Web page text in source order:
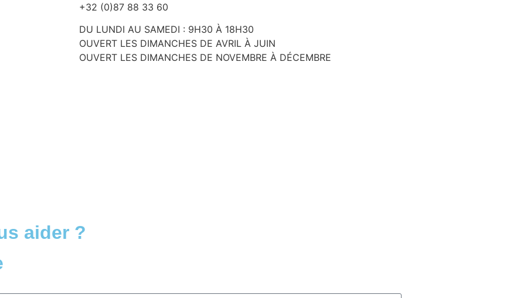
+32 (0)87 88 33 60
DU LUNDI AU SAMEDI : 9H30 À 18H30
OUVERT LES DIMANCHES DE AVRIL À JUIN
OUVERT LES DIMANCHES DE NOVEMBRE À DÉCEMBRE
aider ?